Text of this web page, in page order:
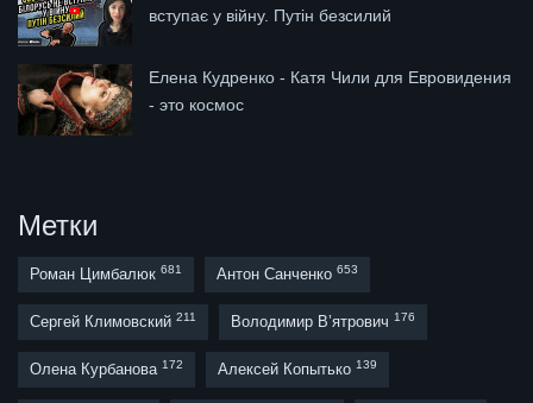
вступає у війну. Путін безсилий
Елена Кудренко - Катя Чили для Евровидения
- это космос
Метки
Роман Цимбалюк 681 Антон Санченко 653
Сергей Климовский 211 Володимир В’ятрович 176
Олена Курбанова 172 Алексей Копытько 139